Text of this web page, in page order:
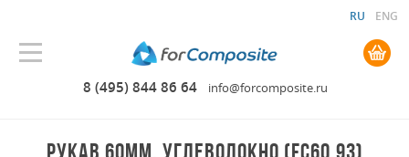
8 (495) 844 86 64 info@forcomposite.ru
RU ENG
0.00 руб. руб.
РУКАВ 60ММ, УГЛЕВОЛОКНО (FC60.93)